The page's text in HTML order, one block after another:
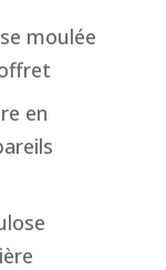
moulée
en